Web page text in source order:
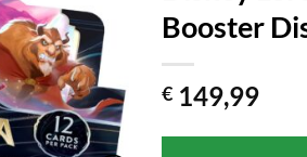
Booster
€ 149,99